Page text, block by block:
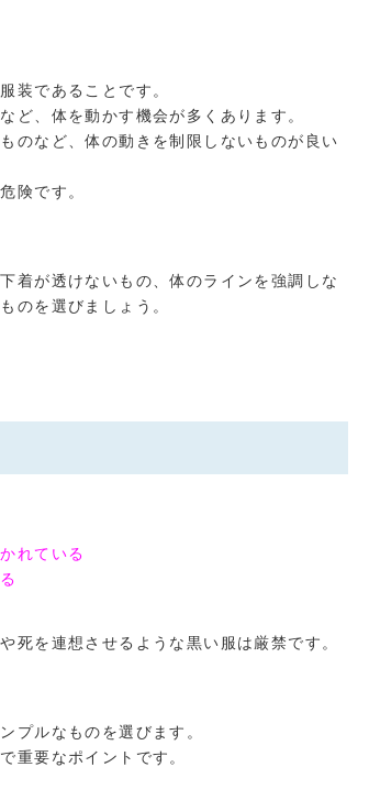
装であることです。
ど、体を動かす機会が多くあります。
のなど、体の動きを制限しないものが良い
険です。
着が透けないもの、体のラインを強調しな
のを選びましょう。
れている
死を連想させるような黒い服は厳禁です。
プルなものを選びます。
重要なポイントです。